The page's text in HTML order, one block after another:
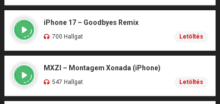
iPhone 17 – Goodbyes Remix
700 Hallgat Letöltés
MXZI – Montagem Xonada (iPhone)
547 Hallgat Letöltés